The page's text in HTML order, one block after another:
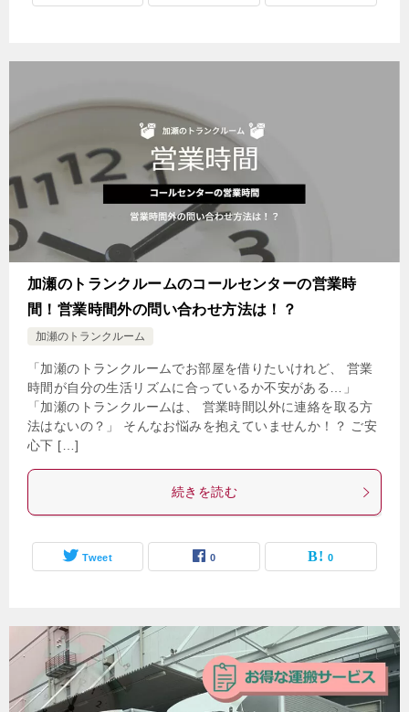
加瀬のトランクルームのコールセンターの営業時
間！営業時間外の問い合わせ方法は！？
加瀬のトランクルーム
「加瀬のトランクルームでお部屋を借りたいけれど、 営業
時間が自分の生活リズムに合っているか不安がある…」
「加瀬のトランクルームは、 営業時間以外に連絡を取る方
法はないの？」 そんなお悩みを抱えていませんか！？ ご安
心下 […]
続きを読む
Tweet 0 0